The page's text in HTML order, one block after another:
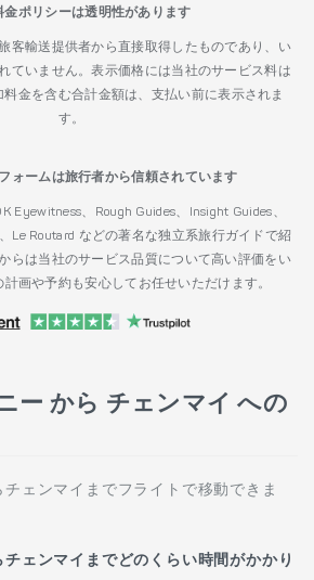
金ポリシーは透明性があります
客輸送提供者から直接取得したものであり、い
ていません。表示価格には当社のサービス料は
金を含む合計金額は、支払い前に表示されま
す。
ォームは旅行者から信頼されています
Eyewitness、Rough Guides、Insight Guides、
Le Routard などの著名な独立系旅行ガイドで紹
らは当社のサービス品質について高い評価をい
画や予約も安心してお任せいただけます。
ー から チェンマイ への
ェンマイまでフライトで移動できま
ェンマイまでどのくらい時間がかかり